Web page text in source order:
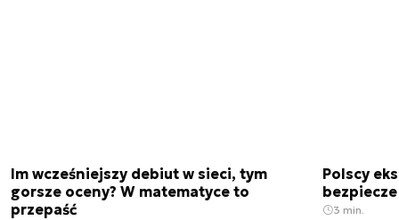
Im wcześniejszy debiut w sieci, tym
gorsze oceny? W matematyce to
przepaść
Polscy
3 min.